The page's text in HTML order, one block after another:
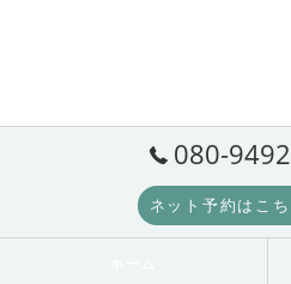
080-
ネット予約はこ